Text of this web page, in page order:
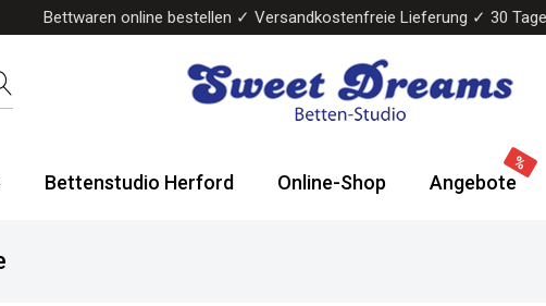
Bettwaren online bestellen ✓ Versandkostenfreie Lieferung ✓ 30
Bettenstudio
Boxspringbetten
Bettenstudio Herford Online-Shop Angebote